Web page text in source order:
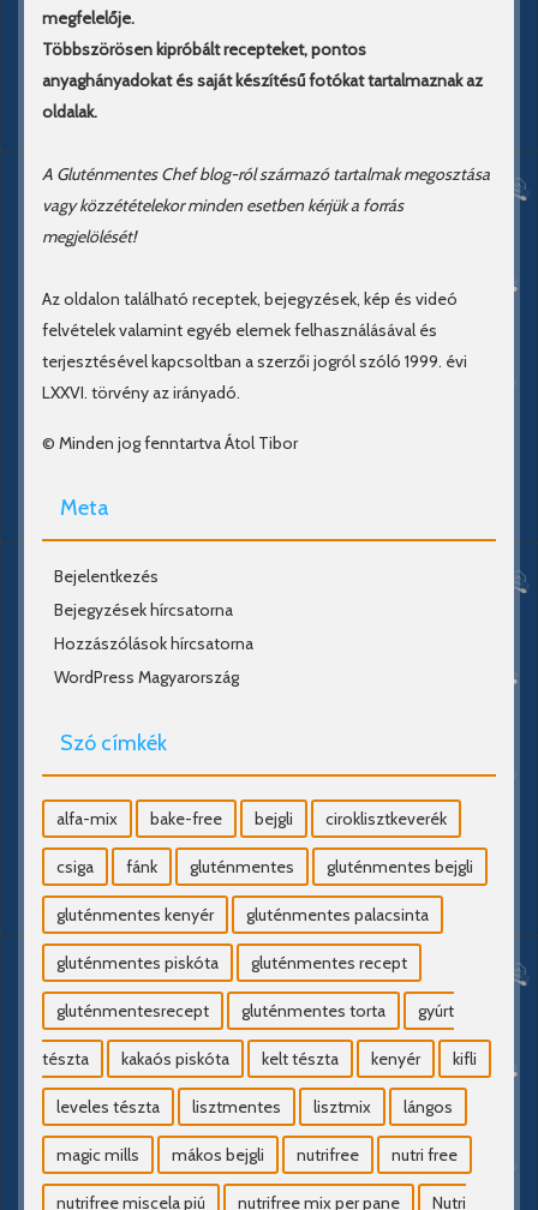
megfelelője.
Többszörösen kipróbált recepteket, pontos
anyaghányadokat és saját készítésű fotókat tartalmaznak az
oldalak.
A Gluténmentes Chef blog-ról származó tartalmak megosztása
vagy közzétételekor minden esetben kérjük a forrás
megjelölését!
Az oldalon található receptek, bejegyzések, kép és videó
felvételek valamint egyéb elemek felhasználásával és
terjesztésével kapcsoltban a szerzői jogról szóló 1999. évi
LXXVI. törvény az irányadó.
© Minden jog fenntartva Átol Tibor
Meta
Bejelentkezés
Bejegyzések hírcsatorna
Hozzászólások hírcsatorna
WordPress Magyarország
Szó címkék
alfa-mix bake-free bejgli ciroklisztkeverék
csiga fánk gluténmentes gluténmentes bejgli
gluténmentes kenyér gluténmentes palacsinta
gluténmentes piskóta gluténmentes recept
gluténmentesrecept gluténmentes torta gyúrt
tészta kakaós piskóta kelt tészta kenyér kifli
leveles tészta lisztmentes lisztmix lángos
magic mills mákos bejgli nutrifree nutri free
nutrifree miscela piú nutrifree mix per pane Nutri